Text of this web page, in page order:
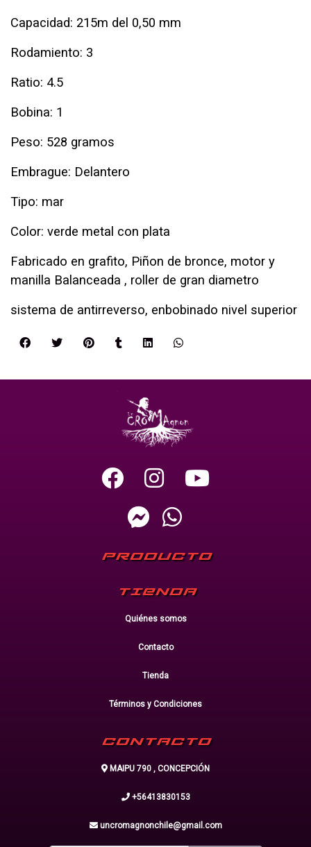
Capacidad: 215m del 0,50 mm
Rodamiento: 3
Ratio: 4.5
Bobina: 1
Peso: 528 gramos
Embrague: Delantero
Tipo: mar
Color: verde metal con plata
Fabricado en grafito, Piñon de bronce, motor y
manilla Balanceada , roller de gran diametro
sistema de antirreverso, enbobinado nivel superior
PRODUCTO
TIENDA
Quiénes somos
Contacto
Tienda
Términos y Condiciones
CONTACTO
MAIPU 790 , CONCEPCIÓN
+56413830153
uncromagnonchile@gmail.com